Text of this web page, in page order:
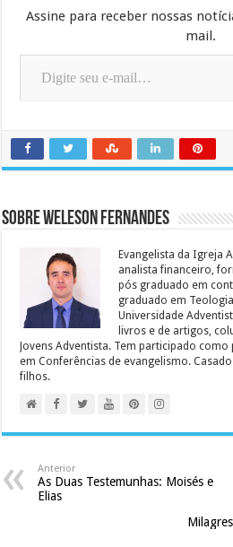
Assine para receber nossas
mail.
Digite seu e-mail…
Sobre Weleson Fernandes
Evangelista da Igreja
analista financeiro,
pós graduado em
graduado em
Universidade
livros e de artigos,
Jovens Adventista. Tem participado
em Conferências de evangelismo.
filhos.
Anterior
As Duas Testemunhas: Moisés e
Elias